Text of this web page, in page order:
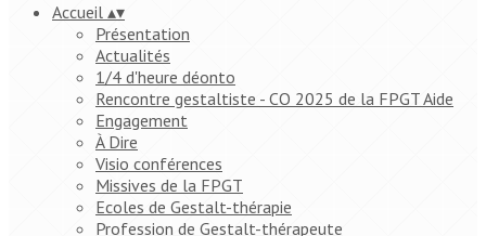
Accueil ▴▾
Présentation
Actualités
1/4 d'heure déonto
Rencontre gestaltiste - CO 2025 de la FPGT Aide
Engagement
À Dire
Visio conférences
Missives de la FPGT
Ecoles de Gestalt-thérapie
Profession de Gestalt-thérapeute